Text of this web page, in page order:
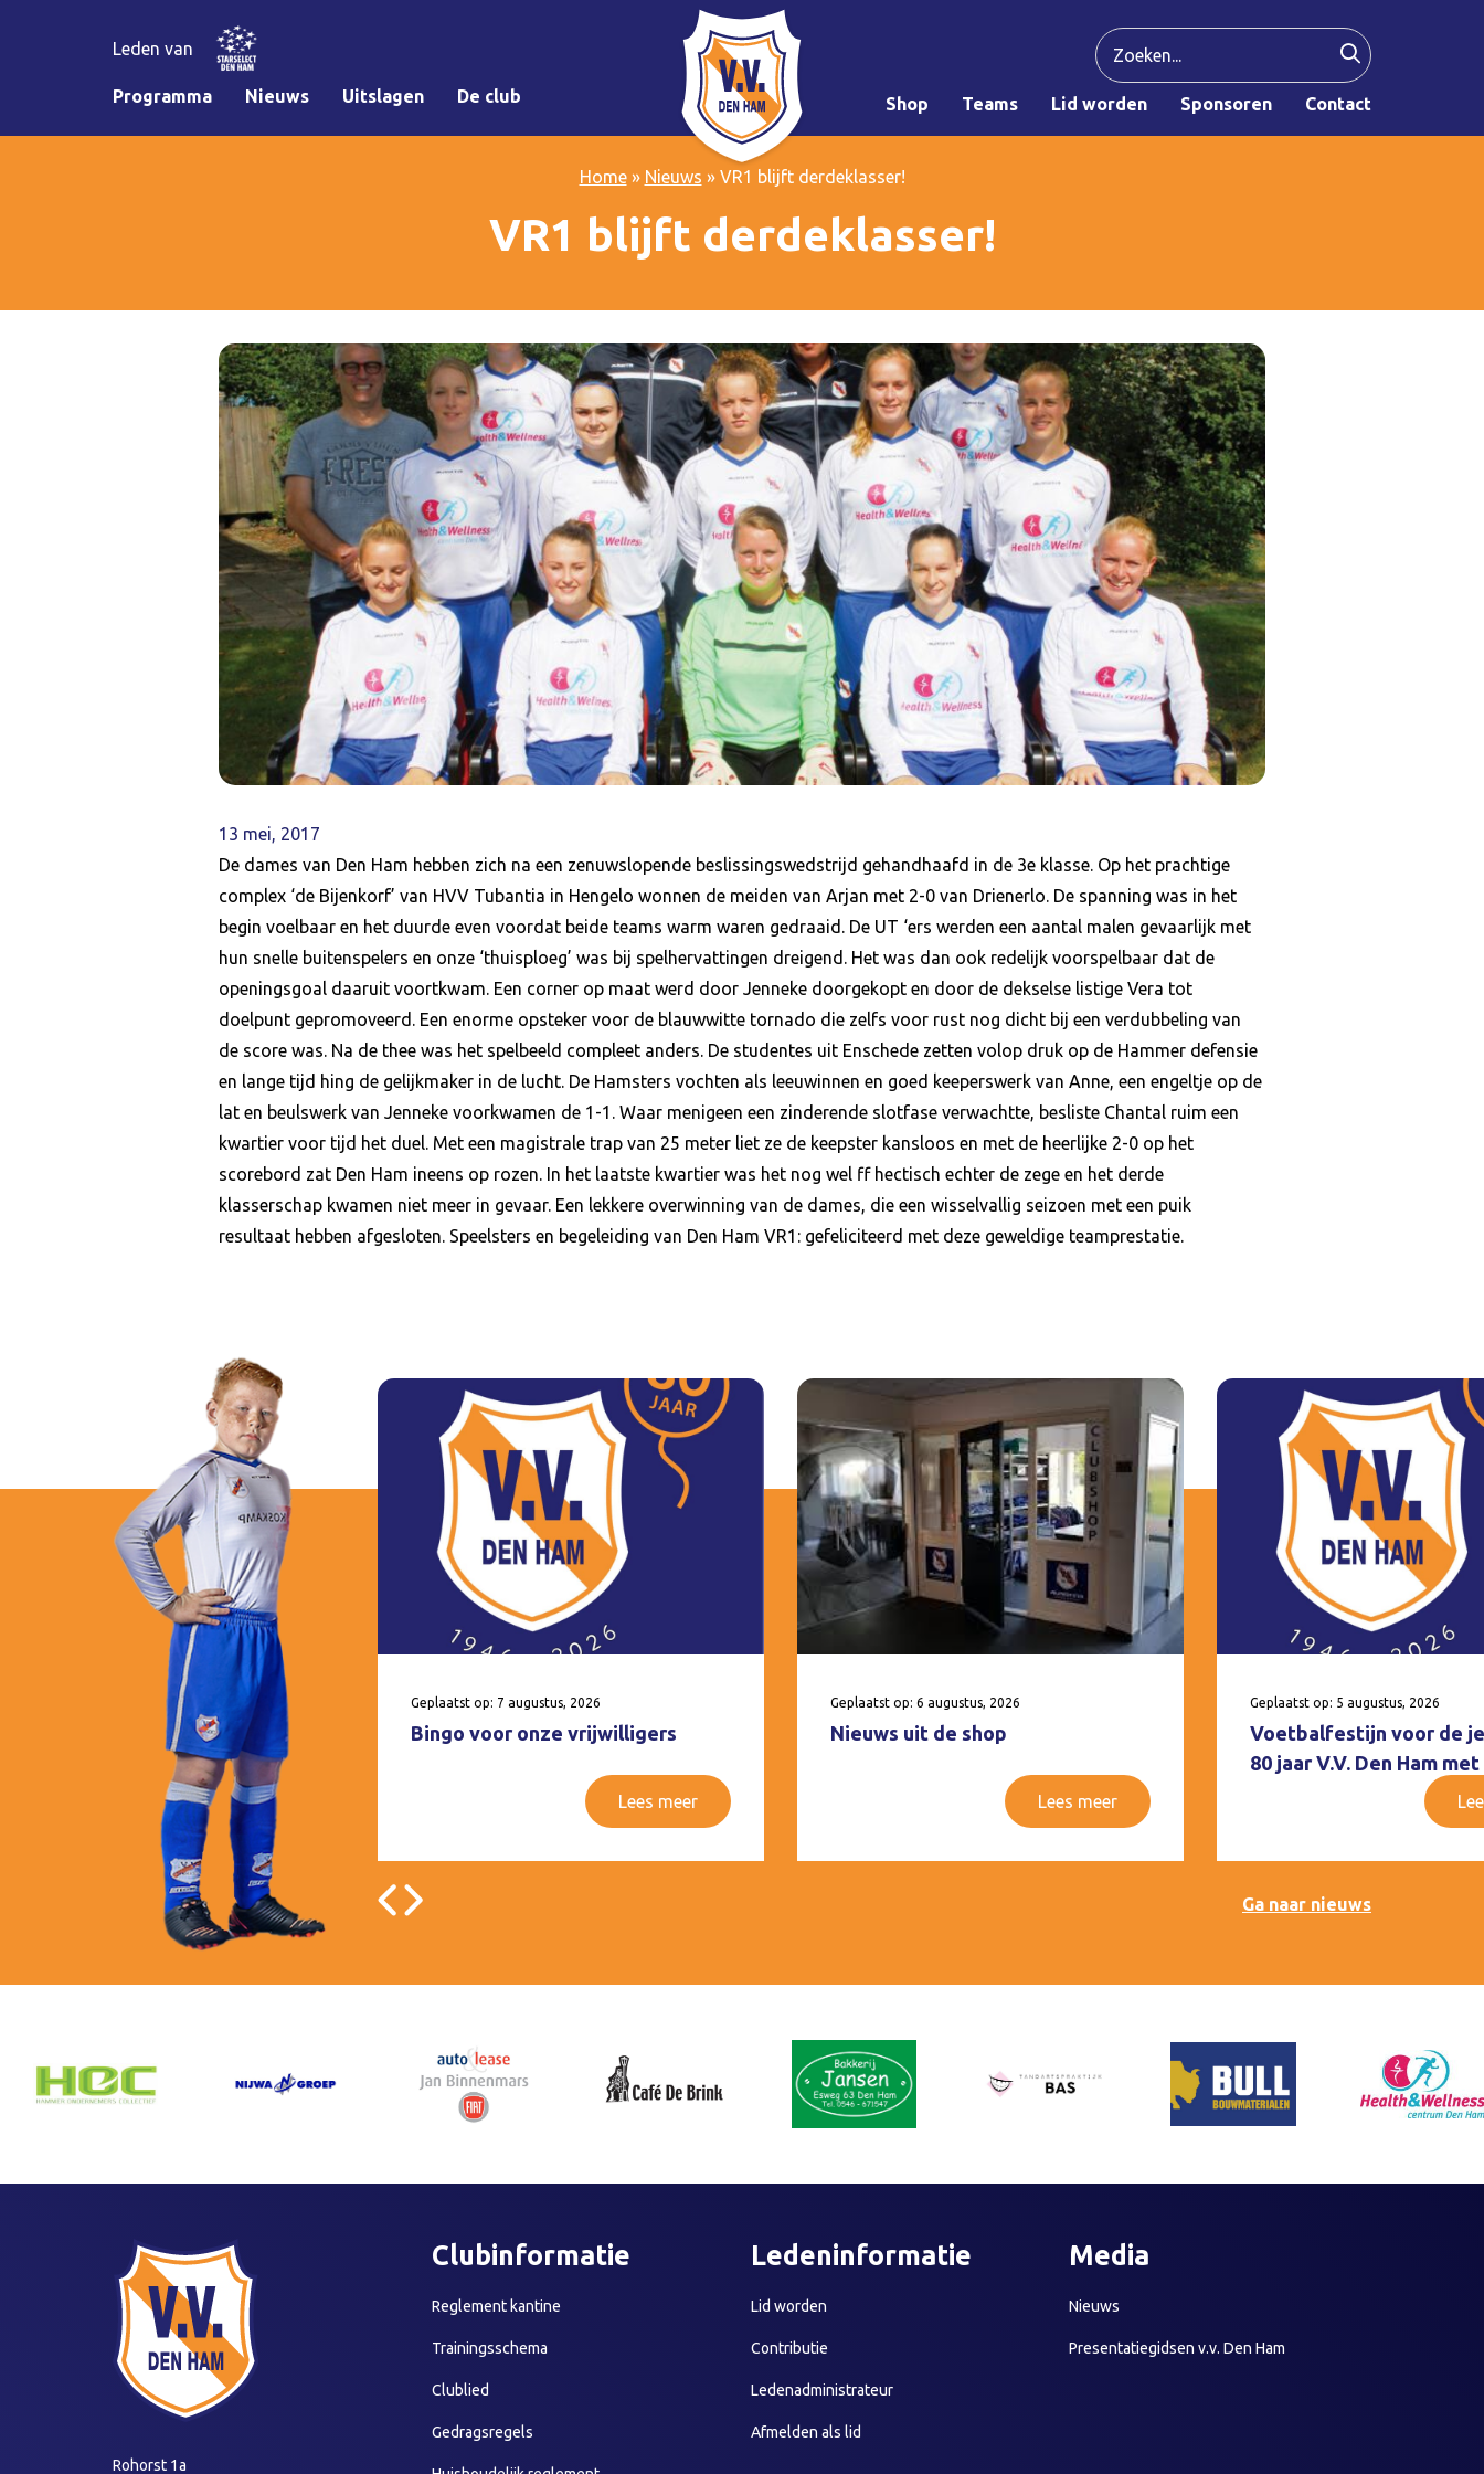
Leden van
Programma Nieuws Uitslagen De club Shop Teams Lid worden Sponsoren Contact
Home» Nieuws » VR1 blijft derdeklasser!
VR1 blijft derdeklasser!
13 mei, 2017
De dames van Den Ham hebben zich na een zenuwslopende beslissingswedstrijd gehandhaafd in de 3e klasse. Op het prachtige
complex ‘de Bijenkorf’ van HVV Tubantia in Hengelo wonnen de meiden van Arjan met 2-0 van Drienerlo. De spanning was in het
begin voelbaar en het duurde even voordat beide teams warm waren gedraaid. De UT ‘ers werden een aantal malen gevaarlijk met
hun snelle buitenspelers en onze ‘thuisploeg’ was bij spelhervattingen dreigend. Het was dan ook redelijk voorspelbaar dat de
openingsgoal daaruit voortkwam. Een corner op maat werd door Jenneke doorgekopt en door de dekselse listige Vera tot
doelpunt gepromoveerd. Een enorme opsteker voor de blauwwitte tornado die zelfs voor rust nog dicht bij een verdubbeling van
de score was. Na de thee was het spelbeeld compleet anders. De studentes uit Enschede zetten volop druk op de Hammer defensie
en lange tijd hing de gelijkmaker in de lucht. De Hamsters vochten als leeuwinnen en goed keeperswerk van Anne, een engeltje op de
lat en beulswerk van Jenneke voorkwamen de 1-1. Waar menigeen een zinderende slotfase verwachtte, besliste Chantal ruim een
kwartier voor tijd het duel. Met een magistrale trap van 25 meter liet ze de keepster kansloos en met de heerlijke 2-0 op het
scorebord zat Den Ham ineens op rozen. In het laatste kwartier was het nog wel ff hectisch echter de zege en het derde
klasserschap kwamen niet meer in gevaar. Een lekkere overwinning van de dames, die een wisselvallig seizoen met een puik
resultaat hebben afgesloten. Speelsters en begeleiding van Den Ham VR1: gefeliciteerd met deze geweldige teamprestatie.
Geplaatst op: 7 augustus, 2026
Bingo voor onze vrijwilligers
Lees meer
Geplaatst op: 6 augustus, 2026
Nieuws uit de shop
Lees meer
Geplaatst op: 5 augustus, 2026
Voetbalfestijn voor de
80 jaar V.V. Den Ham
Ga naar nieuws
Rohorst 1a
Clubinformatie
Reglement kantine
Trainingsschema
Clublied
Gedragsregels
Ledeninformatie
Lid worden
Contributie
Ledenadministrateur
Afmelden als lid
Media
Nieuws
Presentatiegidsen v.v. Den Ham